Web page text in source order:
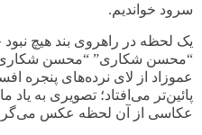
سرود خواندیم.
یک لحظه در راهروی بند هیچ نبود
“محسن شکاری” “محسن
عموزاد از لای نرده‌های پنجره
پائین‌تر می‌افتاد؛ تصویری به
عکاسی از آن لحظه عکس